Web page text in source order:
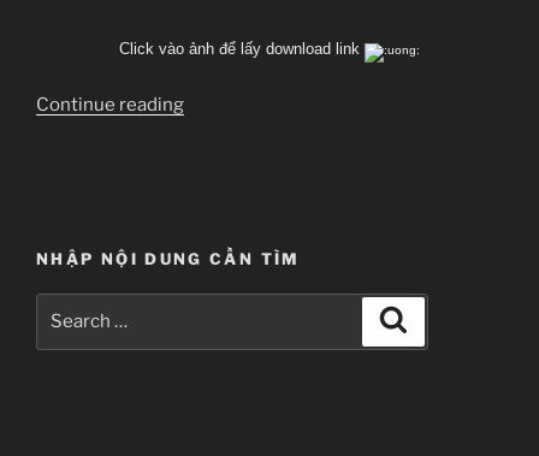
Click vào ảnh để lấy download link
Continue reading“[CLS48]
AKB48
NHẬP NỘI DUNG CẦN TÌM